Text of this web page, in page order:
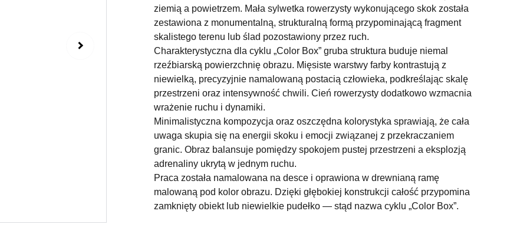
ziemią a powietrzem. Mała sylwetka rowerzysty wykonującego skok została
zestawiona z monumentalną, strukturalną formą przypominającą fragment
skalistego terenu lub ślad pozostawiony przez ruch.
Charakterystyczna dla cyklu „Color Box” gruba struktura buduje niemal
rzeźbiarską powierzchnię obrazu. Mięsiste warstwy farby kontrastują z
niewielką, precyzyjnie namalowaną postacią człowieka, podkreślając skalę
przestrzeni oraz intensywność chwili. Cień rowerzysty dodatkowo wzmacnia
wrażenie ruchu i dynamiki.
Minimalistyczna kompozycja oraz oszczędna kolorystyka sprawiają, że cała
uwaga skupia się na energii skoku i emocji związanej z przekraczaniem
granic. Obraz balansuje pomiędzy spokojem pustej przestrzeni a eksplozją
adrenaliny ukrytą w jednym ruchu.
Praca została namalowana na desce i oprawiona w drewnianą ramę
malowaną pod kolor obrazu. Dzięki głębokiej konstrukcji całość przypomina
zamknięty obiekt lub niewielkie pudełko — stąd nazwa cyklu „Color Box”.